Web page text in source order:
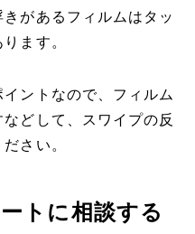
があるフィルムはタッ
ます。
ントなので、フィルム
どして、スワイプの反
さい。
トに相談する